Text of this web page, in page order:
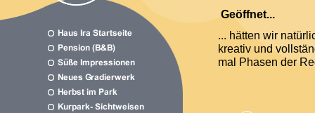
Geöffnet...
... hätten wir
kreativ und
mal Phasen der